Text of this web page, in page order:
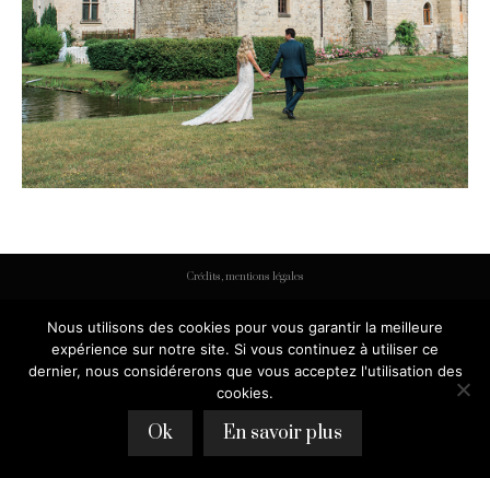
Crédits, mentions légales
Nous utilisons des cookies pour vous garantir la meilleure
expérience sur notre site. Si vous continuez à utiliser ce
dernier, nous considérerons que vous acceptez l'utilisation des
cookies.
Ok En savoir plus